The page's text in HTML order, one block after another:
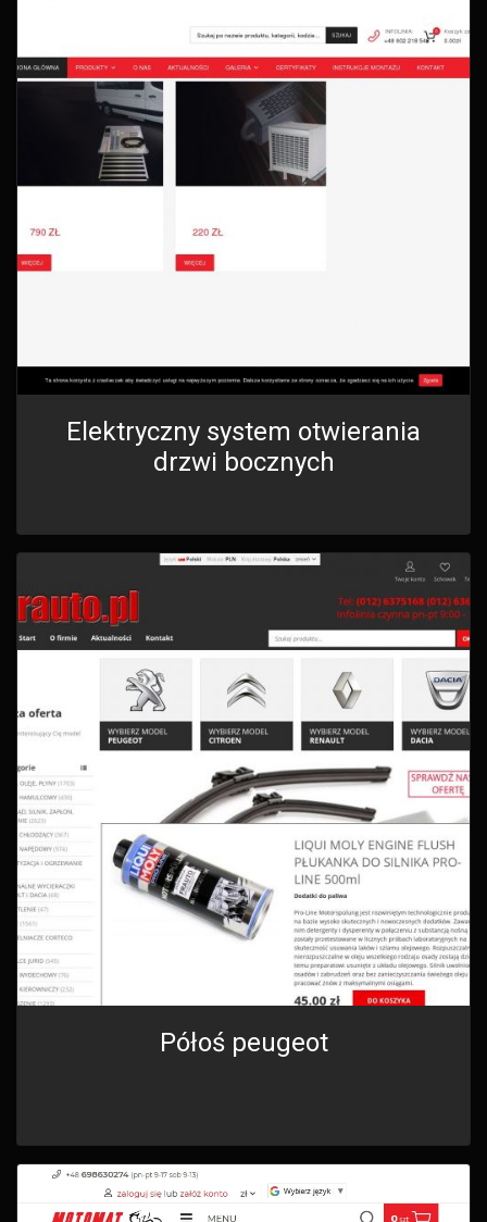
Elektryczny system otwierania
drzwi bocznych
Półoś peugeot